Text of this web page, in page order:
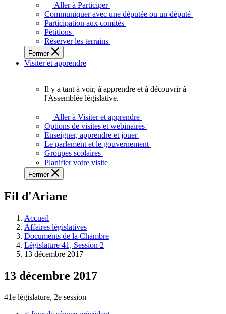
plein
potentiel,
l'Assemblée
a
besoin
de
Aller à Participer
Communiquer avec une députée ou un député
Participation aux comités
Pétitions
Réserver les terrains
Fermer
Visiter et apprendre
voir,
apprendre
et
à
à
législative.
Il y a tant à voir, à apprendre et à découvrir à
l'Assemblée législative.
Aller à Visiter et apprendre
Options de visites et webinaires
Enseigner, apprendre et jouer
Le parlement et le gouvernement
Groupes scolaires
Planifier votre visite
Fermer
Fil d'Ariane
Accueil
Affaires législatives
Documents de la Chambre
Législature 41, Session 2
13 décembre 2017
13 décembre 2017
41e législature, 2e session